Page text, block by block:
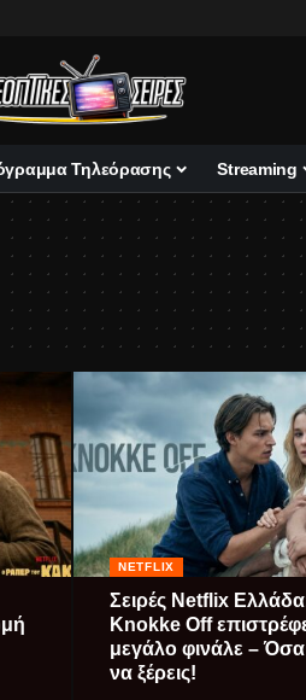
Τηλεόρασης Streaming
NETFLIX
Σειρές Netflix
Knokke Off
μεγάλο φινάλε –
να ξέρεις!